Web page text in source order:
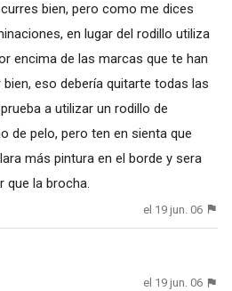
bien, pero como me dices
en lugar del rodillo utiliza
encima de las marcas que te han
eso debería quitarte todas las
a utilizar un rodillo de
de pelo, pero ten en sienta que
más pintura en el borde y sera
que la brocha.
el 19 jun. 06
el 19 jun. 06